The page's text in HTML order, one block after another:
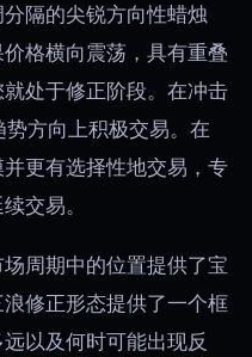
隔的尖锐方向性蜡烛
格横向震荡，具有重叠
处于修正阶段。在冲击
方向上积极交易。在
更有选择性地交易，专
交易。
周期中的位置提供了宝
修正形态提供了一个框
以及何时可能出现反